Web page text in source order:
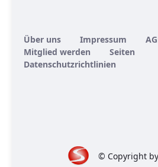
Über uns Impressum
Mitglied werden
Seiten
Datenschutzrichtlinien
© Copyright